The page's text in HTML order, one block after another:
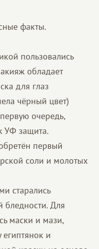
факты.
пользовались
обладает
для глаз
чёрный цвет)
очередь,
УФ защита.
первый
соли и молотых
старались
бледности. Для
маски и мази,
и